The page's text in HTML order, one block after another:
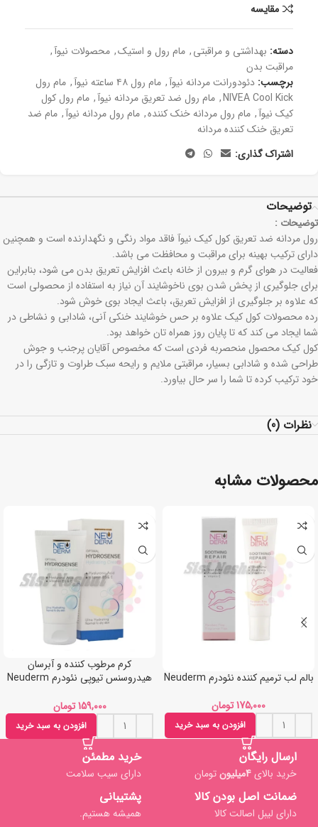
مقايسه
دسته: بھداشتی و مراقبتی, مام رول و استیک, محصولات نیوآ,
مراقبت بدن
برچسب: دئودورانت مردانه نیوآ, مام رول ۴۸ ساعته نیوآ , مام رول
NIVEA Cool Kick
, مام رول ضد تعریق مردانه نیوآ, مام رول کول
کیک نیوآ, مام رول مردانه خنک کننده, مام رول مردانه نیوآ, مام ضد
تعریق خنک کننده مردانه
اشتراک گذاری:
توضیحات
توضیحات :
رول مردانه ضد تعریق کول کیک نیوآ فاقد مواد رنگی و نگهدارنده است و همچنین
دارای ترکیب بهینه برای مراقبت و محافظت می باشد.
فعالیت در هوای گرم و بیرون از خانه باعث افزایش تعریق بدن می شود، بنابراین
برای جلوگیری از پخش شدن بوی ناخوشایند آن نیاز به استفاده از محصولی است
که علاوه بر جلوگیری از افزایش تعریق، باعث ایجاد بوی خوش شود.
رده محصولات کول کیک علاوه بر حس خوشایند خنکی آنی، شادابی و نشاطی در
شما ایجاد می کند که تا پایان روز همراه تان خواهد بود.
کول کیک محصول منحصربه فردی است که مخصوص آقایان پرجنب و جوش
طراحی شده و شادابی بسیار، مراقبتی ملایم و رایحه سبک طراوت و تازگی را در
خود ترکیب کرده تا شما را سر حال بیاورد.
نظرات (0)
محصولات مشابه
بالم لب ترمیم کننده نئودرم Neuderm
تومان
افزودن به سبد خرید
کرم مرطوب کننده و آبرسان
هیدروسنس تیوپی نئودرم Neuderm
تومان
افزودن به سبد خرید
ارسال رایگان
خرید بالای4میلیون تومان
خرید مطمئن
دارای سیب سلامت
ضمانت اصل بودن کالا
دارای لیبل اصالت کالا
پشتیبانی
همیشه هستیم.